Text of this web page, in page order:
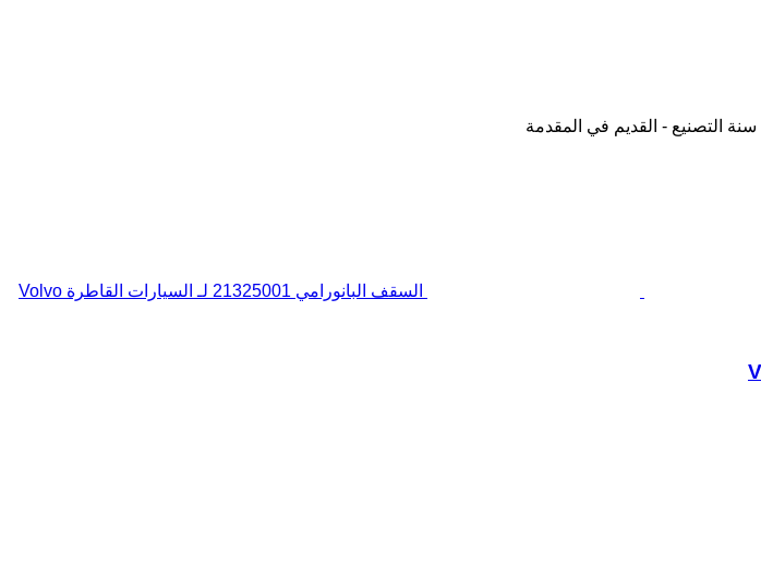
سنة التصنيع - القديم في المقدمة
السقف البانورامي 21325001 لـ السيارات القاطرة Volvo